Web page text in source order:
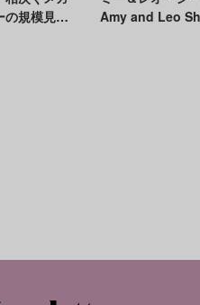
の規模見直
Amy and Leo